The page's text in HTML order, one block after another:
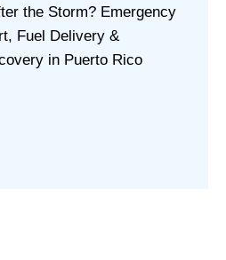
the Storm? Emergency
Fuel Delivery &
in Puerto Rico